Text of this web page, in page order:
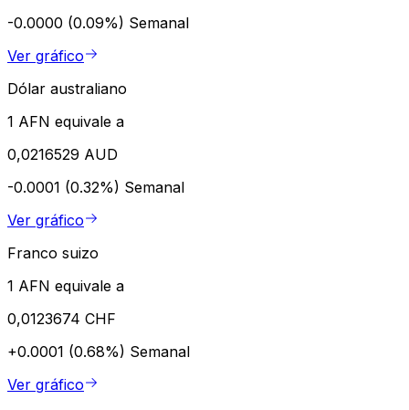
-0.0000 (0.09%) Semanal
Ver gráfico
Dólar australiano
1 AFN equivale a
0,0216529 AUD
-0.0001 (0.32%) Semanal
Ver gráfico
Franco suizo
1 AFN equivale a
0,0123674 CHF
+0.0001 (0.68%) Semanal
Ver gráfico